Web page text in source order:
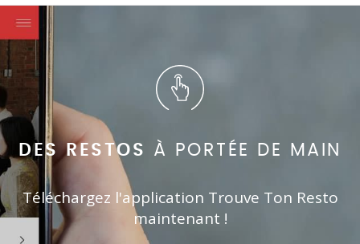
DES RESTOS À PORTÉE DE MAIN
Téléchargez l'application Trouve Ton Resto
maintenant !